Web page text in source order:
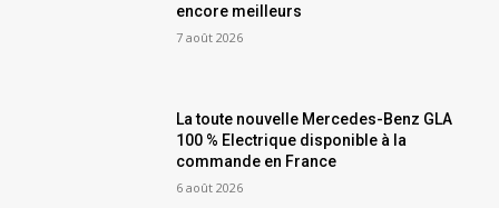
encore meilleurs
7 août 2026
La toute nouvelle Mercedes-Benz GLA
100 % Electrique disponible à la
commande en France
6 août 2026